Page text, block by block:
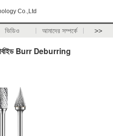
Co.,Ltd
ভিডিও আমাদের সম্পর্কে >>
Burr Deburring